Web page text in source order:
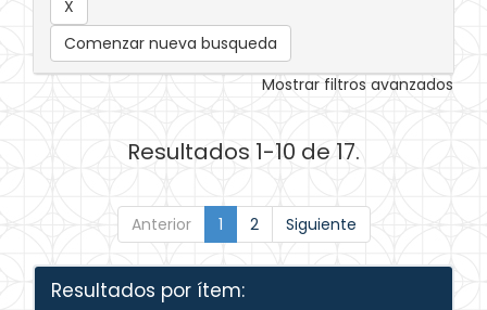
Comenzar nueva busqueda
Mostrar filtros avanzados
Resultados 1-10 de 17.
Anterior 1 2 Siguiente
Resultados por ítem: